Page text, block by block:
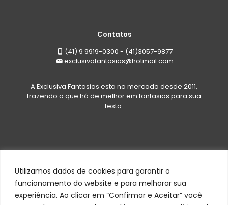
Utilizamos dados de cookies para garantir o
funcionamento do website e para melhorar sua
experiência. Ao clicar em “Confirmar e Aceitar” você
Contatos
(41) 9 9919-0300 - (41)3057-9877
exclusivafantasias@hotmail.com
A Exclusiva Fantasias esta no mercado desde 2011,
trazendo o que há de melhor em fantasias para sua
festa.